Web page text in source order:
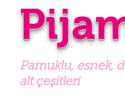
Pamuklu, esnek,
alt çeşitleri